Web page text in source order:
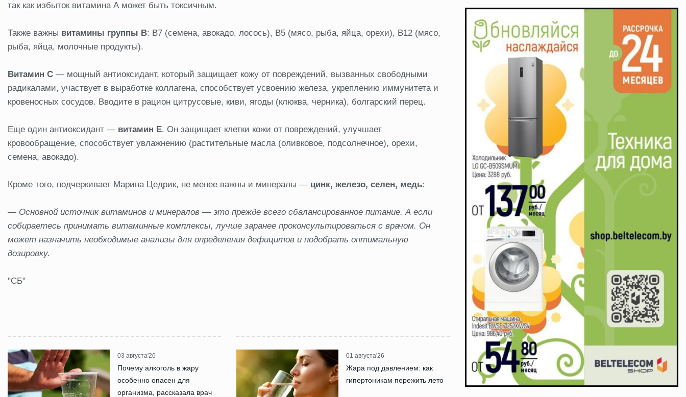
так как избыток витамина А может быть токсичным.
Также важны витамины группы B: B7 (семена, авокадо, лосось), B5 (мясо, рыба, яйца, орехи), B12 (мясо,
рыба, яйца, молочные продукты).
Витамин С — мощный антиоксидант, который защищает кожу от повреждений, вызванных свободными
радикалами, участвует в выработке коллагена, способствует усвоению железа, укреплению иммунитета и
кровеносных сосудов. Вводите в рацион цитрусовые, киви, ягоды (клюква, черника), болгарский перец.
Еще один антиоксидант — витамин E. Он защищает клетки кожи от повреждений, улучшает
кровообращение, способствует увлажнению (растительные масла (оливковое, подсолнечное), орехи,
семена, авокадо).
Кроме того, подчеркивает Марина Цедрик, не менее важны и минералы — цинк, железо, селен, медь:
— Основной источник витаминов и минералов — это прежде всего сбалансированное питание. А если
собираетесь принимать витаминные комплексы, лучше заранее проконсультироваться с врачом. Он
может назначить необходимые анализы для определения дефицитов и подобрать оптимальную
дозировку.
"СБ"
03 августа'26
Почему алкоголь в жару
особенно опасен для
организма, рассказала врач
01 августа'26
Жара под давлением: как
гипертоникам пережить лето